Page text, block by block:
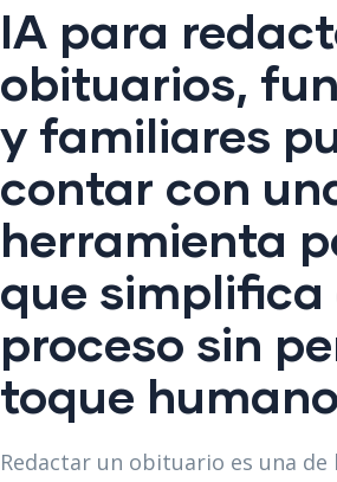
IA para
obituarios,
y familiares
contar con
herramienta
que simplifica
proceso sin
toque
Redactar un obituario es una de